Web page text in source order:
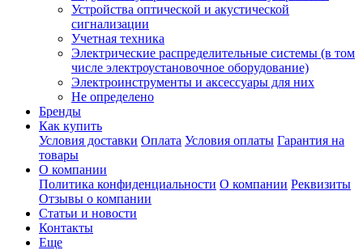
Устройства оптической и акустической
сигнализации
Учетная техника
Электрические распределительные системы (в том
числе электроустановочное оборудование)
Электроинструменты и аксессуары для них
Не определено
Бренды
Как купить
Условия доставки Оплата Условия оплаты Гарантия на
товары
О компании
Политика конфиденциальности О компании Реквизиты
Отзывы о компании
Статьи и новости
Контакты
Еще